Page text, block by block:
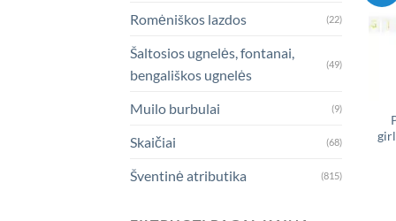
Romėniškos lazdos (22)
Šaltosios ugnelės, fontanai,
bengališkos ugnelės
(49)
Muilo burbulai (9)
Skaičiai (68)
Šventinė atributika (815)